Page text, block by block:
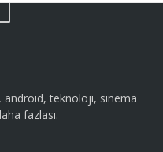
android, teknoloji, sinema
fazlası.